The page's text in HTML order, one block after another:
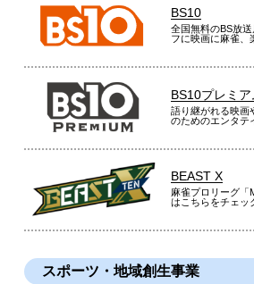
BS10
全国無料のBS放
フに映画に麻雀、
BS10プレミア
語り継がれる映画
のためのエンタテ
BEAST X
麻雀プロリーグ「
はこちらをチェッ
スポーツ・地域創生事業